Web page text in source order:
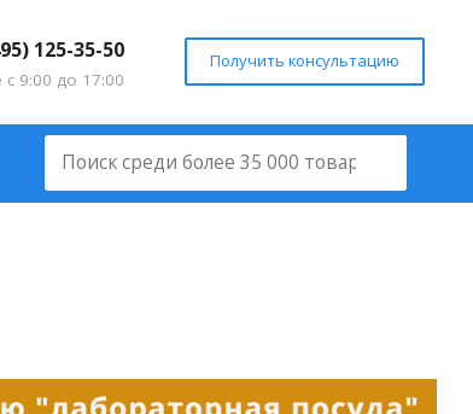
125-35-50
с 9:00 до 17:00
Получить консультацию